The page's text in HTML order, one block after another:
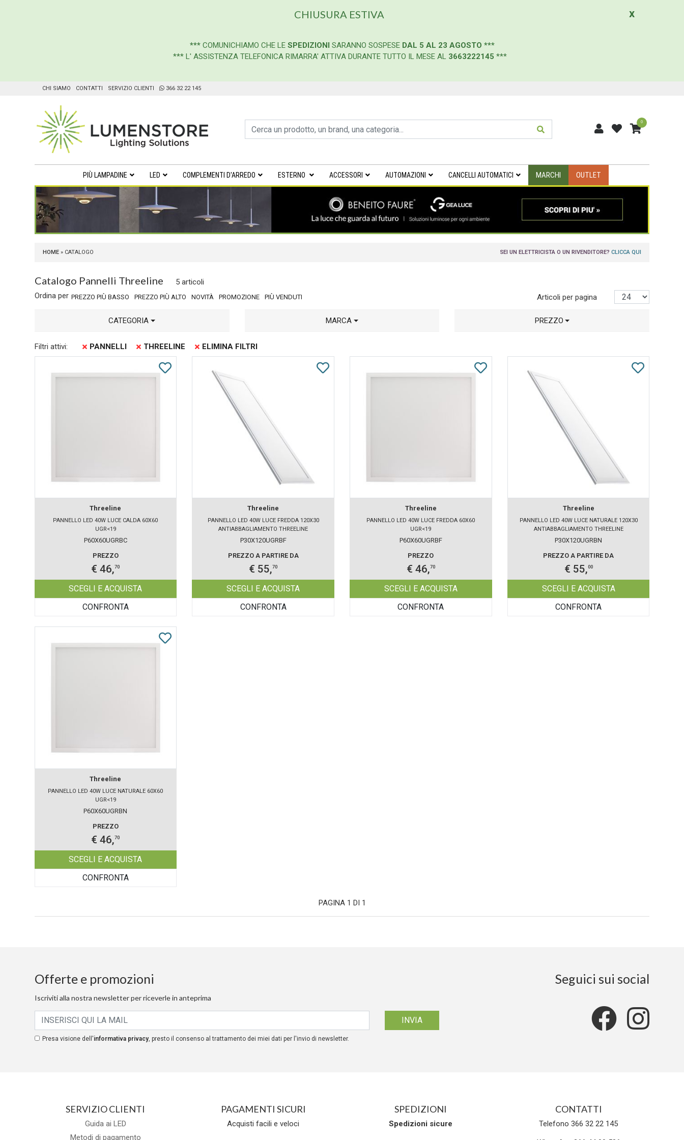
x
CHIUSURA ESTIVA
*** COMUNICHIAMO CHE LE SPEDIZIONI SARANNO SOSPESE DAL 5 AL 23 AGOSTO ***
*** L' ASSISTENZA TELEFONICA RIMARRA' ATTIVA DURANTE TUTTO IL MESE AL 3663222145 ***
CHI SIAMO CONTATTI SERVIZIO CLIENTI 366 32 22 145
0
PIÙ LAMPADINE LED COMPLEMENTI D'ARREDO ESTERNO ACCESSORI AUTOMAZIONI CANCELLI AUTOMATICI MARCHI OUTLET
HOME» CATALOGO SEI UN ELETTRICISTA O UN RIVENDITORE?CLICCA QUI
Catalogo Pannelli Threeline
5 articoli
Ordina per PREZZO PIÙ BASSO PREZZO PIÙ ALTO NOVITÀ PROMOZIONE PIÙ VENDUTI Articoli per pagina
CATEGORIA MARCA PREZZO
Filtri attivi: PANNELLI THREELINE ELIMINA FILTRI
Threeline
PANNELLO LED 40W LUCE CALDA 60X60
UGR<19
P60X60UGRBC
PREZZO
€ 46,70
SCEGLI E ACQUISTA
CONFRONTA
Threeline
PANNELLO LED 40W LUCE FREDDA 120X30
ANTIABBAGLIAMENTO THREELINE
P30X120UGRBF
PREZZO A PARTIRE DA
€ 55,70
SCEGLI E ACQUISTA
CONFRONTA
Threeline
PANNELLO LED 40W LUCE FREDDA 60X60
UGR<19
P60X60UGRBF
PREZZO
€ 46,70
SCEGLI E ACQUISTA
CONFRONTA
Threeline
PANNELLO LED 40W LUCE NATURALE 120X30
ANTIABBAGLIAMENTO THREELINE
P30X120UGRBN
PREZZO A PARTIRE DA
€ 55,00
SCEGLI E ACQUISTA
CONFRONTA
Threeline
PANNELLO LED 40W LUCE NATURALE 60X60
UGR<19
P60X60UGRBN
PREZZO
€ 46,70
SCEGLI E ACQUISTA
CONFRONTA
PAGINA 1 DI 1
Offerte e promozioni
Iscriviti alla nostra newsletter per riceverle in anteprima
Presa visione dell'informativa privacy, presto il consenso al trattamento dei miei dati per l'invio di newsletter.
Seguici sui social
SERVIZIO CLIENTI
Guida ai LED
Metodi di pagamento
PAGAMENTI SICURI
Acquisti facili e veloci
SPEDIZIONI
Spedizioni sicure
CONTATTI
Telefono 366 32 22 145